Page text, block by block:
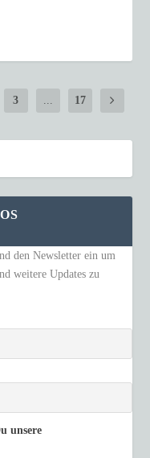
3 17
den Newsletter ein um
weitere Updates zu
unsere